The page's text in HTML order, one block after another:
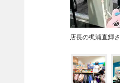
店長の梶浦直輝さ